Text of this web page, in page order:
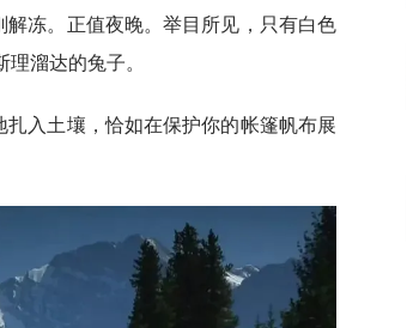
冻。正值夜晚。举目所见，只有白色
溜达的兔子。
入土壤，恰如在保护你的帐篷帆布展